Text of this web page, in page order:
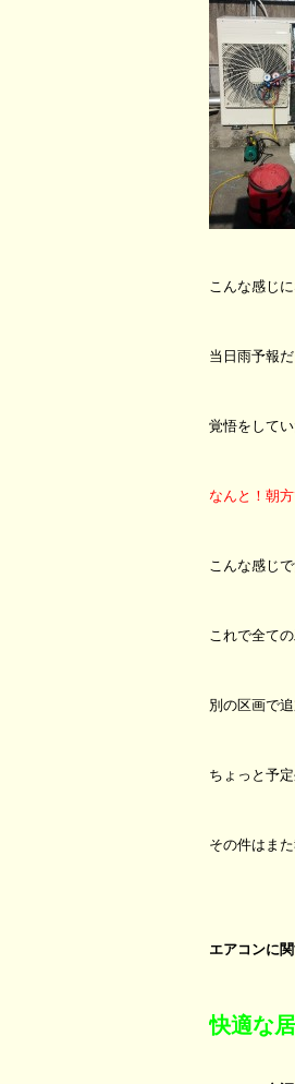
こんな感じ
当日雨予報
覚悟をして
なんと！朝
こんな感じ
これで全て
別の区画で
ちょっと予
その件はま
エアコンに
快適な